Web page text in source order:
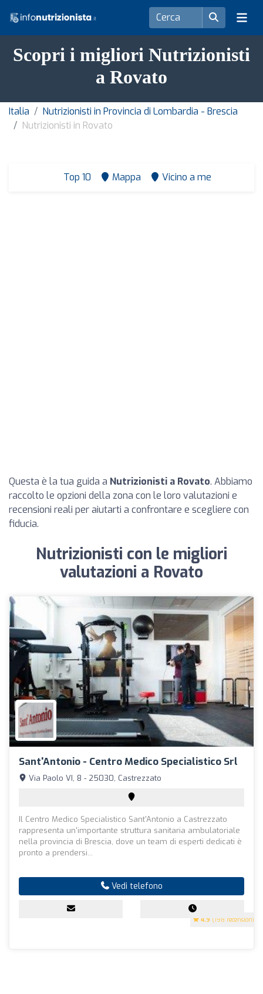
Scopri i migliori Nutrizionisti
a Rovato
Italia
Nutrizionisti in Provincia di Lombardia - Brescia
Nutrizionisti in Rovato
Top 10 Mappa Vicino a me
Questa è la tua guida a Nutrizionisti a Rovato. Abbiamo
raccolto le opzioni della zona con le loro valutazioni e
recensioni reali per aiutarti a confrontare e scegliere con
fiducia.
Nutrizionisti con le migliori
valutazioni a Rovato
Sant'Antonio - Centro Medico Specialistico Srl
4.9 (198 recensioni)
Via Paolo VI, 8 - 25030, Castrezzato
Il Centro Medico Specialistico Sant'Antonio a Castrezzato
rappresenta un'importante struttura sanitaria ambulatoriale
nella provincia di Brescia, dove un team di esperti dedicati è
pronto a prendersi...
Vedi telefono